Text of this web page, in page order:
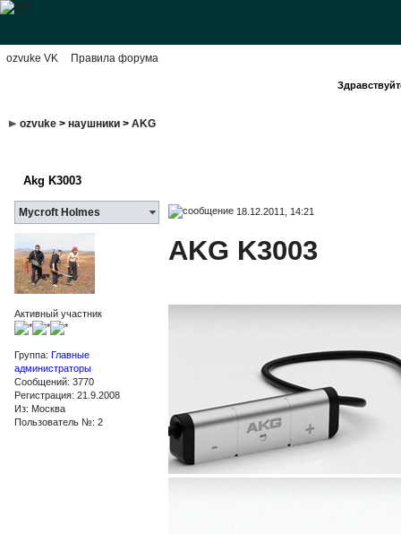
ozvuke VK Правила форума
ozvuke> наушники> AKG
Akg K3003
Mycroft Holmes 18.12.2011, 14:21
Активный участник
Группа: Главные
администраторы
Сообщений: 3770
Регистрация: 21.9.2008
Из: Москва
Пользователь №: 2
AKG K3003